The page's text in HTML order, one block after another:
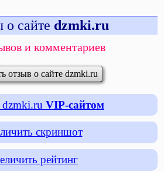
о сайте dzmki.ru
и комментариев
отзыв о сайте dzmki.ru
dzmki.ru VIP-сайтом
скриншот
рейтинг